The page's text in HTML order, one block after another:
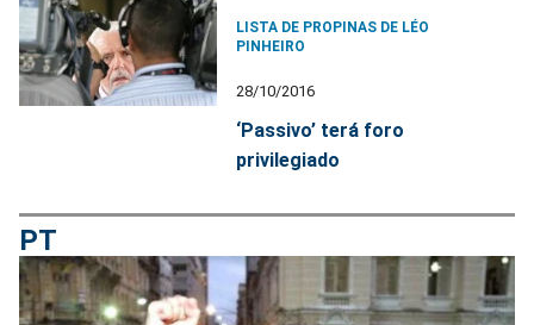
LISTA DE PROPINAS DE LÉO
PINHEIRO
28/10/2016
‘Passivo’ terá foro
privilegiado
PT